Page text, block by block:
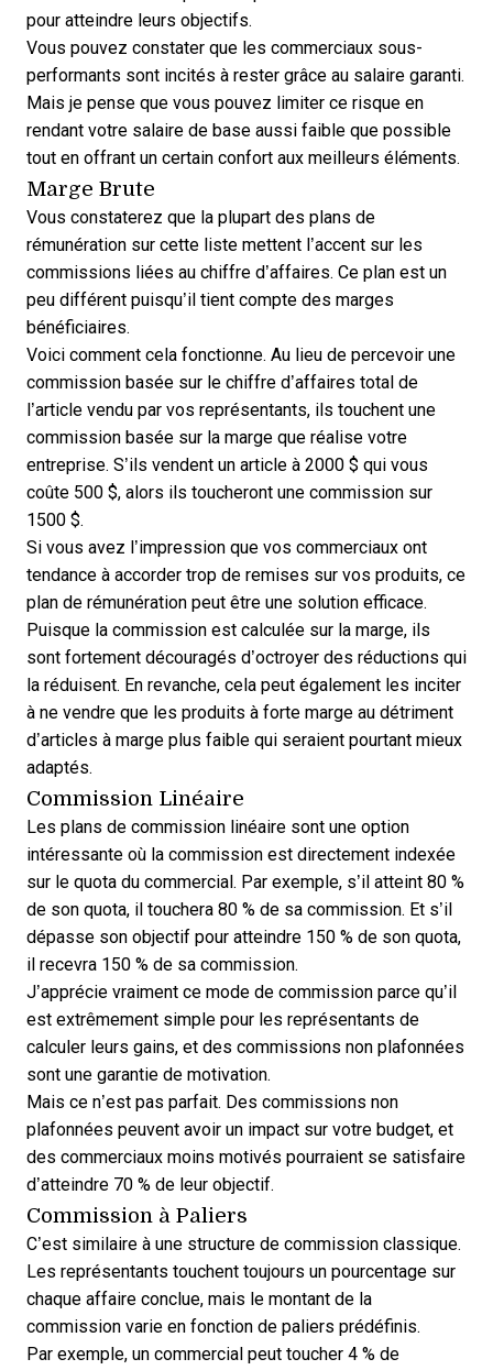
pour atteindre leurs objectifs.
Vous pouvez constater que les commerciaux sous-
performants sont incités à rester grâce au salaire garanti.
Mais je pense que vous pouvez limiter ce risque en
rendant votre salaire de base aussi faible que possible
tout en offrant un certain confort aux meilleurs éléments.
Marge Brute
Vous constaterez que la plupart des plans de
rémunération sur cette liste mettent l’accent sur les
commissions liées au chiffre d’affaires. Ce plan est un
peu différent puisqu’il tient compte des marges
bénéficiaires.
Voici comment cela fonctionne. Au lieu de percevoir une
commission basée sur le chiffre d’affaires total de
l’article vendu par vos représentants, ils touchent une
commission basée sur la marge que réalise votre
entreprise. S’ils vendent un article à 2000 $ qui vous
coûte 500 $, alors ils toucheront une commission sur
1500 $.
Si vous avez l’impression que vos commerciaux ont
tendance à accorder trop de remises sur vos produits, ce
plan de rémunération peut être une solution efficace.
Puisque la commission est calculée sur la marge, ils
sont fortement découragés d’octroyer des réductions qui
la réduisent. En revanche, cela peut également les inciter
à ne vendre que les produits à forte marge au détriment
d’articles à marge plus faible qui seraient pourtant mieux
adaptés.
Commission Linéaire
Les plans de commission linéaire sont une option
intéressante où la commission est directement indexée
sur le quota du commercial. Par exemple, s’il atteint 80 %
de son quota, il touchera 80 % de sa commission. Et s’il
dépasse son objectif pour atteindre 150 % de son quota,
il recevra 150 % de sa commission.
J’apprécie vraiment ce mode de commission parce qu’il
est extrêmement simple pour les représentants de
calculer leurs gains, et des commissions non plafonnées
sont une garantie de motivation.
Mais ce n’est pas parfait. Des commissions non
plafonnées peuvent avoir un impact sur votre budget, et
des commerciaux moins motivés pourraient se satisfaire
d’atteindre 70 % de leur objectif.
Commission à Paliers
C’est similaire à une structure de commission classique.
Les représentants touchent toujours un pourcentage sur
chaque affaire conclue, mais le montant de la
commission varie en fonction de paliers prédéfinis.
Par exemple, un commercial peut toucher 4 % de